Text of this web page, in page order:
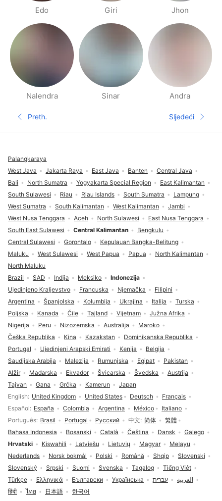
Edo Giri Jhon
Nalendra Sinar Andra
Stranice ljudi u blizini
Prethodna stranica
Preth.
Sljedeća
Sljedeći
Odabir jezika
English United Kingdom United States Deutsch
Français
Español
España Colombia Argentina México
Italiano
Português Brasil Portugal Русский 中文 简体
繁體
Bahasa Indonesia
Bosanski Català Čeština Dansk
Galego
Hrvatski
Kiswahili Latviešu Lietuvių Magyar
Melayu
Nederlands
Norsk bokmål Polski Română Shqip
Slovenski
Slovenský
Srpski Suomi Svenska Tagalog
Tiếng Việt
Türkçe
Ελληνικά Български Українська עברית
العربية
हिंदी
ไทย 日本語 한국어
Brazil SAD Indija Meksiko
Indonezija
Ujedinjeno Kraljevstvo
Francuska Njemačka
Filipini
Argentina
Španjolska Kolumbija Ukrajina Italija
Turska
Poljska
Kanada Čile Tajland Vijetnam
Južna Afrika
Nigerija
Peru Nizozemska Australija
Maroko
Češka Republika
Kina Kazakstan
Dominikanska Republika
Portugal
Ujedinjeni Arapski Emirati Kenija
Belgija
Saudijska Arabija
Malezija Rumunjska Egipat
Pakistan
Alžir
Mađarska Ekvador Švicarska Švedska
Austrija
Tajvan
Gana Grčka Kamerun Japan
West Java Jakarta Raya East Java Banten
Central Java
Bali
North Sumatra Yogyakarta Special Region
East Kalimantan
South Sulawesi
Riau Riau Islands South Sumatra
Lampung
West Sumatra
South Kalimantan West Kalimantan
Jambi
West Nusa Tenggara
Aceh North Sulawesi
East Nusa Tenggara
South East Sulawesi
Central Kalimantan
Bengkulu
Central Sulawesi
Gorontalo
Kepulauan Bangka-Belitung
Maluku
West Sulawesi West Papua Papua
North Kalimantan
North Maluku
Palangkaraya